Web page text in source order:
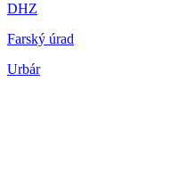
DHZ
Farský úrad
Urbár